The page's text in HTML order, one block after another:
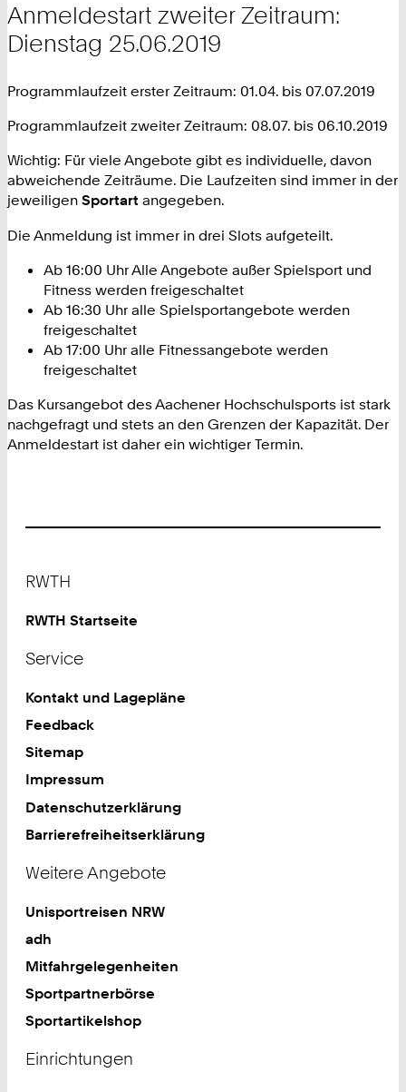
Anmeldestart zweiter Zeitraum:
Dienstag 25.06.2019
Programmlaufzeit erster Zeitraum: 01.04. bis 07.07.2019
Programmlaufzeit zweiter Zeitraum: 08.07. bis 06.10.2019
Wichtig: Für viele Angebote gibt es individuelle, davon
abweichende Zeiträume. Die Laufzeiten sind immer in der
jeweiligen Sportart angegeben.
Die Anmeldung ist immer in drei Slots aufgeteilt.
Ab 16:00 Uhr Alle Angebote außer Spielsport und
Fitness werden freigeschaltet
Ab 16:30 Uhr alle Spielsportangebote werden
freigeschaltet
Ab 17:00 Uhr alle Fitnessangebote werden
freigeschaltet
Das Kursangebot des Aachener Hochschulsports ist stark
nachgefragt und stets an den Grenzen der Kapazität. Der
Anmeldestart ist daher ein wichtiger Termin.
RWTH
RWTH Startseite
Service
Kontakt und Lagepläne
Feedback
Sitemap
Impressum
Datenschutzerklärung
Barrierefreiheitserklärung
Weitere Angebote
Unisportreisen NRW
adh
Mitfahrgelegenheiten
Sportpartnerbörse
Sportartikelshop
Einrichtungen